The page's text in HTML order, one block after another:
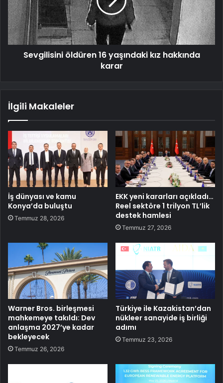
Sevgilisini öldüren 16 yaşındaki kız hakkında
karar
İlgili Makaleler
İş dünyası ve kamu
Konya’da buluştu
Temmuz 28, 2026
EKK yeni kararları açıkladı…
Reel sektöre 1 trilyon TL’lik
destek hamlesi
Temmuz 27, 2026
Warner Bros. birleşmesi
mahkemeye takıldı: Dev
anlaşma 2027’ye kadar
bekleyecek
Temmuz 26, 2026
Türkiye ile Kazakistan’dan
nükleer sanayide iş birliği
adımı
Temmuz 23, 2026